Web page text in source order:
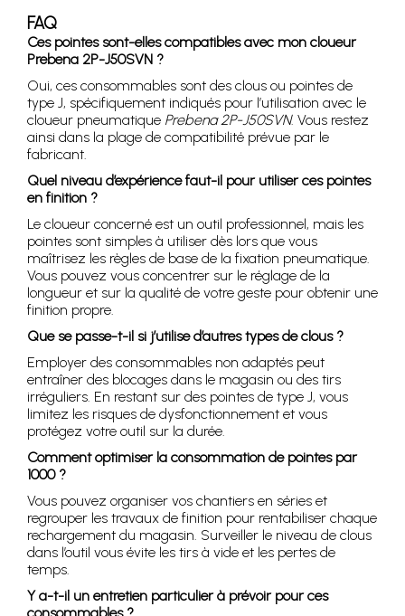
FAQ
Ces pointes sont-elles compatibles avec mon cloueur
Prebena 2P-J50SVN ?
Oui, ces consommables sont des clous ou pointes de
type J, spécifiquement indiqués pour l’utilisation avec le
cloueur pneumatique Prebena 2P-J50SVN. Vous restez
ainsi dans la plage de compatibilité prévue par le
fabricant.
Quel niveau d’expérience faut-il pour utiliser ces pointes
en finition ?
Le cloueur concerné est un outil professionnel, mais les
pointes sont simples à utiliser dès lors que vous
maîtrisez les règles de base de la fixation pneumatique.
Vous pouvez vous concentrer sur le réglage de la
longueur et sur la qualité de votre geste pour obtenir une
finition propre.
Que se passe-t-il si j’utilise d’autres types de clous ?
Employer des consommables non adaptés peut
entraîner des blocages dans le magasin ou des tirs
irréguliers. En restant sur des pointes de type J, vous
limitez les risques de dysfonctionnement et vous
protégez votre outil sur la durée.
Comment optimiser la consommation de pointes par
1000 ?
Vous pouvez organiser vos chantiers en séries et
regrouper les travaux de finition pour rentabiliser chaque
rechargement du magasin. Surveiller le niveau de clous
dans l’outil vous évite les tirs à vide et les pertes de
temps.
Y a-t-il un entretien particulier à prévoir pour ces